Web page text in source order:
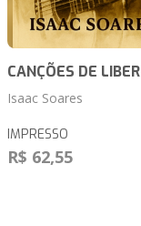
CANÇÕES DE
Isaac Soares
IMPRESSO
R$ 62,55